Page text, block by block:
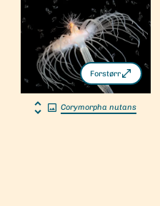
Forstørr
Corymorpha nutans